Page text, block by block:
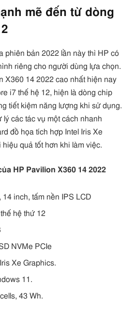
mẽ đến từ dòng
phiên bản 2022 lần này thì HP có
riêng cho người dùng lựa chọn.
X360 14 2022 cao nhất hiện nay
i7 thế hệ 12, hiện là dòng chip
tiết kiệm năng lượng khi sử dụng.
lý các tác vụ một cách nhanh
đồ họa tích hợp Intel Iris Xe
quả tốt hơn khi làm việc.
HP Pavilion X360 14 2022
14 inch, tấm nền IPS LCD
hệ thứ 12
NVMe PCIe
Xe Graphics.
11.
43 Wh.